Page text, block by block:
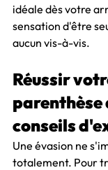
idéale dès votre
sensation d'être
aucun vis-à-vis.
Réussir
parenthèse
conseils
Une évasion ne
totalement. Pour